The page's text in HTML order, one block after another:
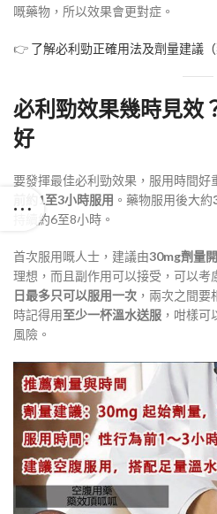
嘅藥物，所以效果會更對症 。
👉 了解必利勁正確用法及劑量建議（
必利勁效果幾時見效
好
要發揮最佳必利勁效果，服用時間好
前約1至3小時服用 。藥物服用後大約
持續約6至8小時 。
首次服用嘅人士，建議由30mg劑量
理想，而且副作用可以接受，可以考
日最多只可以服用一次 ，兩次之間
時記得用至少一杯溫水送服 ，咁樣
風險 。